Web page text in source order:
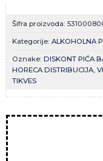
Šifra proizvoda:
Kategorije: ALKOHOLNA
Oznake: DISKONT PIĆA
HORECA DISTRIBUCIJA,
TIKVES